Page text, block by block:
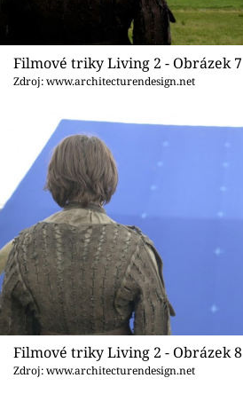
Filmové triky Living 2 - Obrázek 7
Zdroj: www.architecturendesign.net
Filmové triky Living 2 - Obrázek 8
Zdroj: www.architecturendesign.net